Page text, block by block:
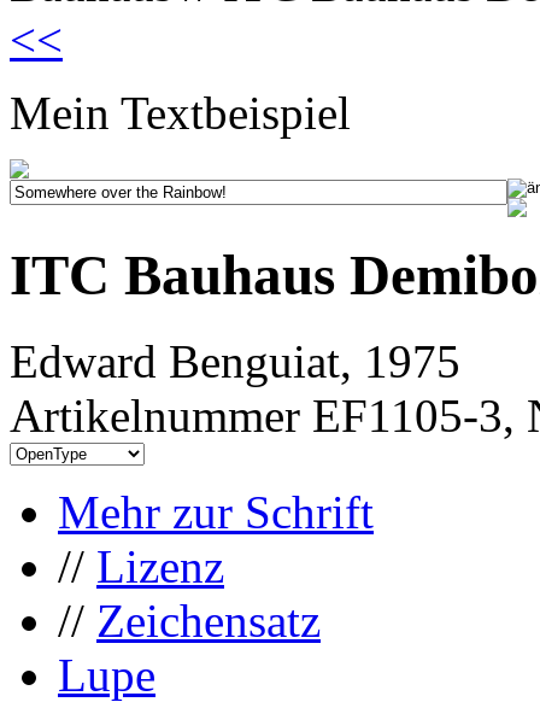
<<
Mein Textbeispiel
ITC Bauhaus
Edward Benguiat, 1975
Artikelnummer EF1105-3,
Mehr zur Schrift
// Lizenz
// Zeichensatz
Lupe